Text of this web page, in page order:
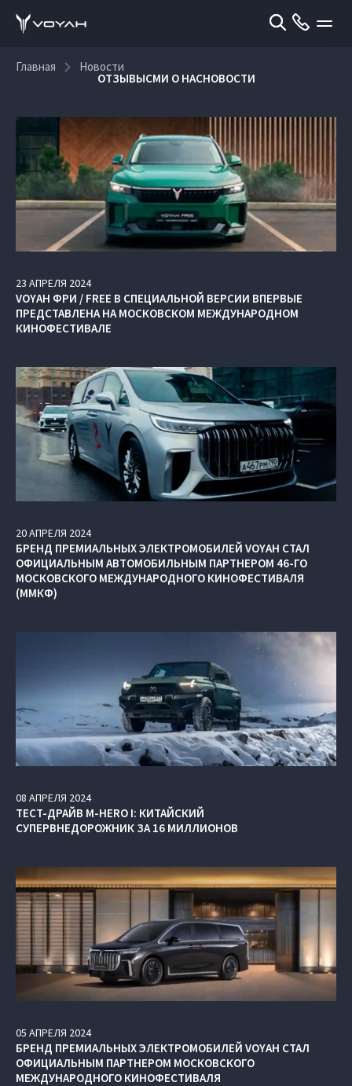
Главная Новости
ОТЗЫВЫСМИ О НАСНОВОСТИ
23 АПРЕЛЯ 2024
VOYAH ФРИ / FREE В СПЕЦИАЛЬНОЙ ВЕРСИИ ВПЕРВЫЕ
ПРЕДСТАВЛЕНА НА МОСКОВСКОМ МЕЖДУНАРОДНОМ
КИНОФЕСТИВАЛЕ
20АПРЕЛЯ 2024
БРЕНД ПРЕМИАЛЬНЫХ ЭЛЕКТРОМОБИЛЕЙ VOYAH СТАЛ
ОФИЦИАЛЬНЫМ АВТОМОБИЛЬНЫМ ПАРТНЕРОМ 46-ГО
МОСКОВСКОГО МЕЖДУНАРОДНОГО КИНОФЕСТИВАЛЯ
(ММКФ)
08 АПРЕЛЯ 2024
ТЕСТ-ДРАЙВ M-HERO I: КИТАЙСКИЙ
СУПЕРВНЕДОРОЖНИК ЗА 16 МИЛЛИОНОВ
05 АПРЕЛЯ 2024
БРЕНД ПРЕМИАЛЬНЫХ ЭЛЕКТРОМОБИЛЕЙ VOYAH СТАЛ
ОФИЦИАЛЬНЫМ ПАРТНЕРОМ МОСКОВСКОГО
МЕЖДУНАРОДНОГО КИНОФЕСТИВАЛЯ